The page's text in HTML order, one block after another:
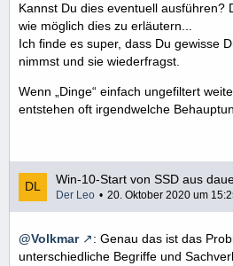
Kannst Du dies eventuell ausführen?
wie möglich dies zu erläutern...
Ich finde es super, dass Du gewisse
nimmst und sie wiederfragst.
Wenn „Dinge“ einfach ungefiltert
entstehen oft irgendwelche
Win-10-Start von SSD aus
Der Leo 20. Oktober 2020 um
@Volkmar
: Genau das ist das
unterschiedliche Begriffe und